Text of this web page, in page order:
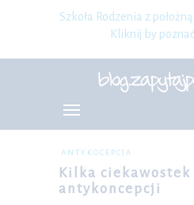
Szkoła Rodzenia z
Kliknij by
ANTYKOCEPCJA
Kilka
antykoncepcji